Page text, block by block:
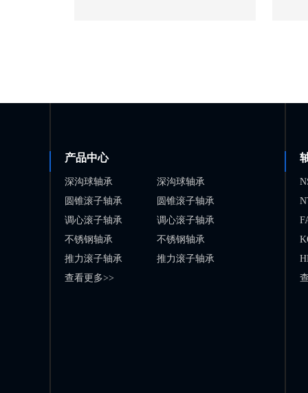
产品中心
深沟球轴承
圆锥滚子轴承
调心滚子轴承
不锈钢轴承
推力滚子轴承
查看更多>>
深沟球轴承
圆锥滚子轴承
调心滚子轴承
不锈钢轴承
推力滚子轴承